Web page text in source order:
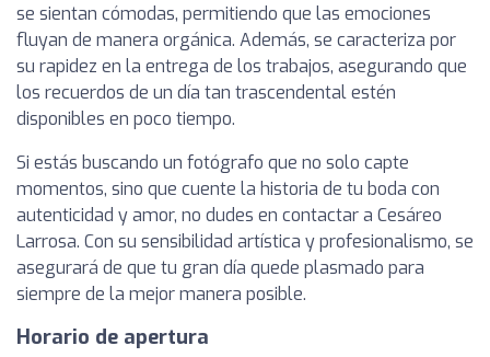
se sientan cómodas, permitiendo que las emociones
fluyan de manera orgánica. Además, se caracteriza por
su rapidez en la entrega de los trabajos, asegurando que
los recuerdos de un día tan trascendental estén
disponibles en poco tiempo.
Si estás buscando un fotógrafo que no solo capte
momentos, sino que cuente la historia de tu boda con
autenticidad y amor, no dudes en contactar a Cesáreo
Larrosa. Con su sensibilidad artística y profesionalismo, se
asegurará de que tu gran día quede plasmado para
siempre de la mejor manera posible.
Horario de apertura